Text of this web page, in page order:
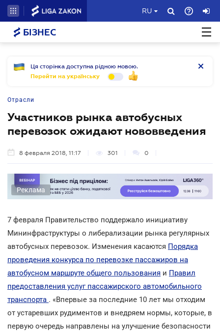
RU
БІЗНЕС
Ця сторінка доступна рідною мовою.
Перейти на українську
Отрасли
Участников рынка автобусных
перевозок ожидают нововведения
8 февраля 2018, 11:17 301 0
Реклама
7 февраля Правительство поддержало инициативу
Мининфраструктуры о либерализации рынка регулярных
автобусных перевозок. Изменения касаются Порядка
проведения конкурса по перевозке пассажиров на
автобусном маршруте общего пользования и Правил
предоставления услуг пассажирского автомобильного
транспорта . «Впервые за последние 10 лет мы отходим
от устаревших рудиментов и внедряем нормы, которые, в
первую очередь направлены на улучшение безопасности